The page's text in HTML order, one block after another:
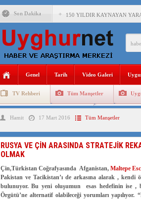
Son Dakika 150 YILDIR KAYNAYAN
ÇİN’İN UYGUR
MHP’DEN URUMÇİ
ÇİN’İN ANKARA
İŞGALCİ ÇİN’DEN
İŞGALCİ ÇİN,DOĞU
Genel Tarih Video Galeri
TV Rehberi Tüm Manşetler
Uygurlarda Düğün ve Cenaze
Hamit 17 Mart 2016 Tüm Manşetler
RUSYA VE ÇİN ARASINDA STRATEJİK
OLMAK
Çin,Türkistan Coğrafyasında Afganistan, Maltepe
Pakistan ve Tacikistan’ı de arkasına alarak ,
bulunuyor. Bu yeni oluşumun esas hedefinin ise ,
Örgütü’ne alternatif olabileceği yorumları